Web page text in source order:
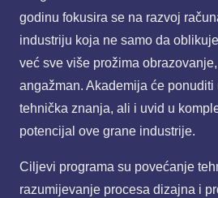
godinu fokusira se na razvoj
industriju koja ne samo da
već sve više prožima
angažman. Akademija će
tehnička znanja, ali i uvid u
potencijal ove grane industrije.
Ciljevi programa su povećanje
razumijevanje procesa dizajna i